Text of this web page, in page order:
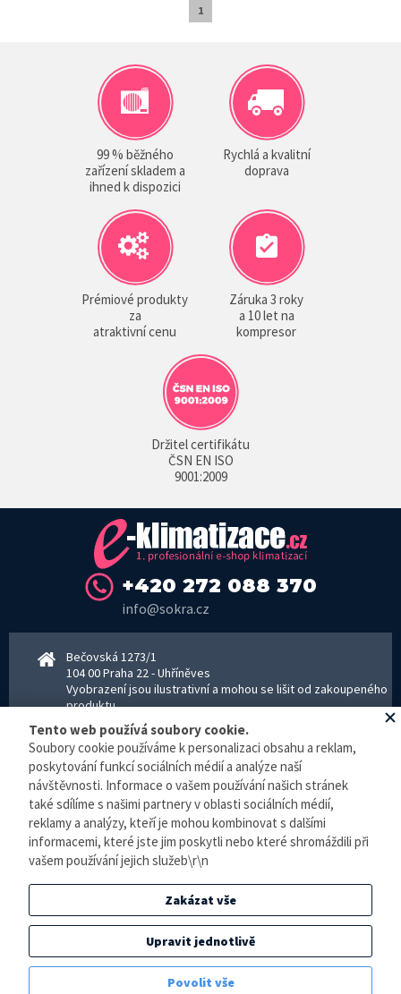
1
99 % běžného
zařízení skladem a
ihned k dispozici
Rychlá a kvalitní
doprava
Prémiové produkty
za
atraktivní cenu
Záruka 3 roky
a 10 let na
kompresor
Držitel certifikátu
ČSN EN ISO
9001:2009
+420 272 088 370
info@sokra.cz
Bečovská 1273/1
104 00 Praha 22 - Uhříněves
Vyobrazení jsou ilustrativní a mohou se lišit od zakoupeného
produktu.
www.sokra.cz│www.haier-klimatizace.cz
Otevírací doba
Pondělí–Pátek 8–16:30 hodin - kancelář
Pondělí–pátek 8–16:00 hodin - sklad
Zpracování osobních údajů
© E-klimatizace.cz, všechna práva vyhrazena.
Internetový obchodvytvořilo studioBlueGhost.
Elektronická evidence tržeb je zde prováděna v BĚŽNÉM REŽIMU. Podle zákona o
evidenci tržeb je prodejce povinen vystavit kupujícímu účtenku. Zároveň je povinen
zaevidovat přijatou tržbu u správce daně online, v případě technického výpadku pak
nejpozději do 48 hodin.
Tento web používá soubory cookie.
Soubory cookie používáme k personalizaci obsahu a reklam,
poskytování funkcí sociálních médií a analýze naší
návštěvnosti. Informace o vašem používání našich stránek
také sdílíme s našimi partnery v oblasti sociálních médií,
reklamy a analýzy, kteří je mohou kombinovat s dalšími
informacemi, které jste jim poskytli nebo které shromáždili při
vašem používání jejich služeb\r\n
Zakázat vše
Upravit jednotlivě
Povolit vše